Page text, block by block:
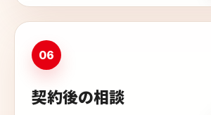
06
契約後の相談